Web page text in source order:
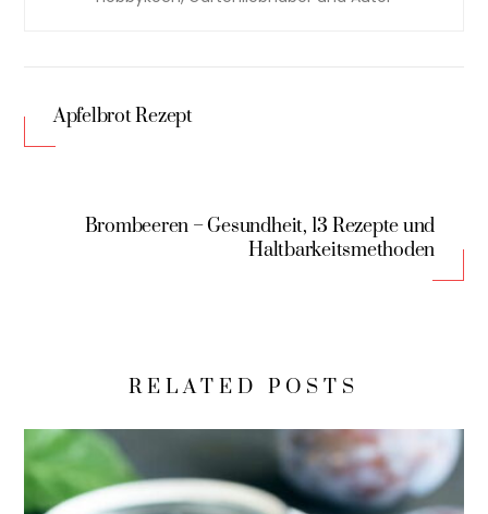
Apfelbrot Rezept
Brombeeren – Gesundheit, 13 Rezepte und
Haltbarkeitsmethoden
RELATED POSTS